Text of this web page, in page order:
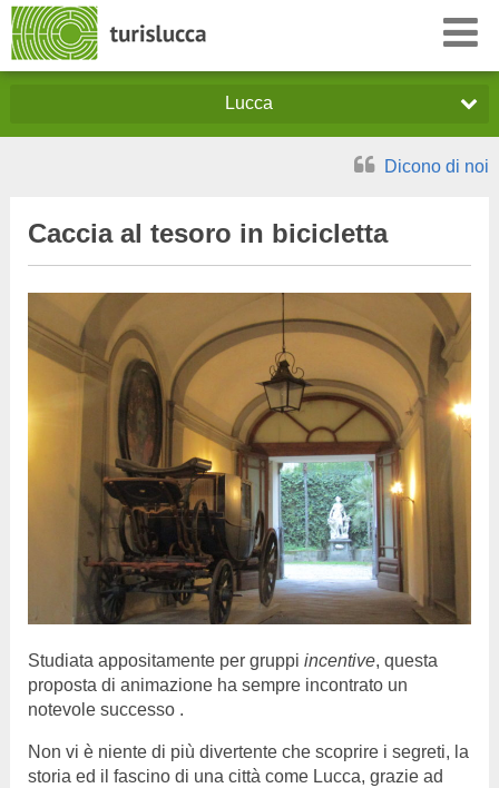
Lucca
Dicono di noi
Caccia al tesoro in bicicletta
Studiata appositamente per gruppi incentive, questa
proposta di animazione ha sempre incontrato un
notevole successo .
Non vi è niente di più divertente che scoprire i segreti, la
storia ed il fascino di una città come Lucca, grazie ad